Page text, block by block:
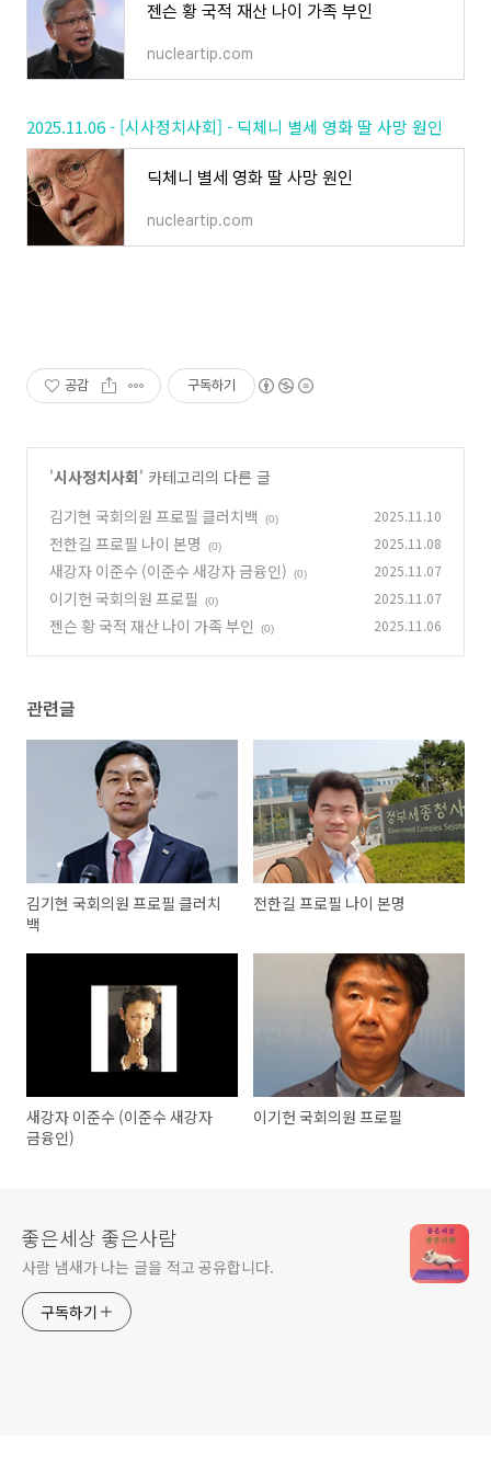
젠슨 황 국적 재산 나이 가족 부인
nucleartip.com
2025.11.06 - [시사정치사회] - 딕체니 별세 영화 딸 사망 원인
딕체니 별세 영화 딸 사망 원인
nucleartip.com
공감 구독하기
'시사정치사회' 카테고리의 다른 글
김기현 국회의원 프로필 클러치백
(0) 2025.11.10
전한길 프로필 나이 본명 (0) 2025.11.08
새강자 이준수 (이준수 새강자 금융인) (0) 2025.11.07
이기헌 국회의원 프로필 (0) 2025.11.07
젠슨 황 국적 재산 나이 가족 부인 (0) 2025.11.06
관련글
김기현 국회의원 프로필 클러치
백
전한길 프로필 나이 본명
새강자 이준수 (이준수 새강자
금융인)
이기헌 국회의원 프로필
좋은세상 좋은사람
사람 냄새가 나는 글을 적고 공유합니다.
구독하기